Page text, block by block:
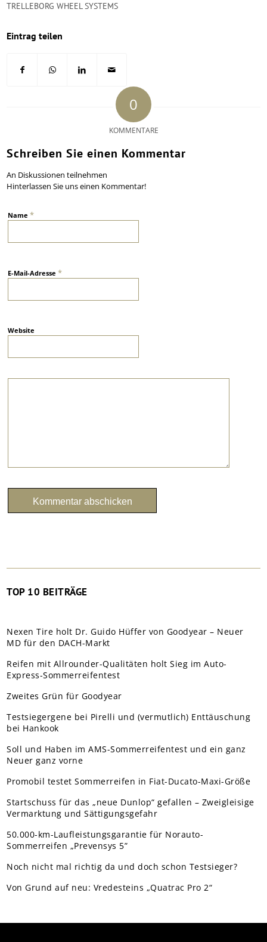
TRELLEBORG WHEEL SYSTEMS
Eintrag teilen
0
KOMMENTARE
Schreiben Sie einen Kommentar
An Diskussionen teilnehmen
Hinterlassen Sie uns einen Kommentar!
Name*
E-Mail-Adresse*
Website
TOP 10 BEITRÄGE
Nexen Tire holt Dr. Guido Hüffer von Goodyear – Neuer
MD für den DACH-Markt
Reifen mit Allrounder-Qualitäten holt Sieg im Auto-
Express-Sommerreifentest
Zweites Grün für Goodyear
Testsiegergene bei Pirelli und (vermutlich) Enttäuschung
bei Hankook
Soll und Haben im AMS-Sommerreifentest und ein ganz
Neuer ganz vorne
Promobil testet Sommerreifen in Fiat-Ducato-Maxi-Größe
Startschuss für das „neue Dunlop“ gefallen – Zweigleisige
Vermarktung und Sättigungsgefahr
50.000-km-Laufleistungsgarantie für Norauto-
Sommerreifen „Prevensys 5”
Noch nicht mal richtig da und doch schon Testsieger?
Von Grund auf neu: Vredesteins „Quatrac Pro 2“